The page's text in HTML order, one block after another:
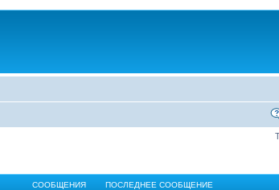
СООБЩЕНИЯ ПОСЛЕДНЕЕ СООБЩЕНИЕ